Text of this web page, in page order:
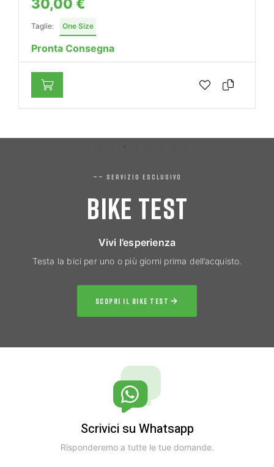
Taglie: One Size
Pronta Consegna
—— SERVIZIO ESCLUSIVO
BIKE TEST
Vivi l’esperienza
Testa la bici per uno o più giorni prima dell’acquisto.
SCOPRI IL BIKE TEST
Scrivici su Whatsapp
Risponderemo a tutte le tue domande.